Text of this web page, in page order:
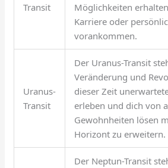
Transit
Möglichkeiten
Karriere oder
vorankommen.
Uranus-
Transit
Der Uranus-Transit
Veränderung und
dieser Zeit
erleben und dich von
Gewohnheiten lösen
Horizont zu erweitern.
Der Neptun-Transit